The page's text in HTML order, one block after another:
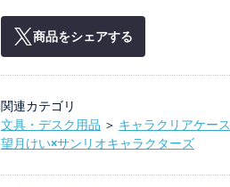
商品をシェアする
関連カテゴリ
文具・デスク用品 ＞ キャラクリアケース
望月けい×サンリオキャラクターズ